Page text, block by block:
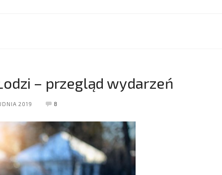
– przegląd wydarzeń
2019 8